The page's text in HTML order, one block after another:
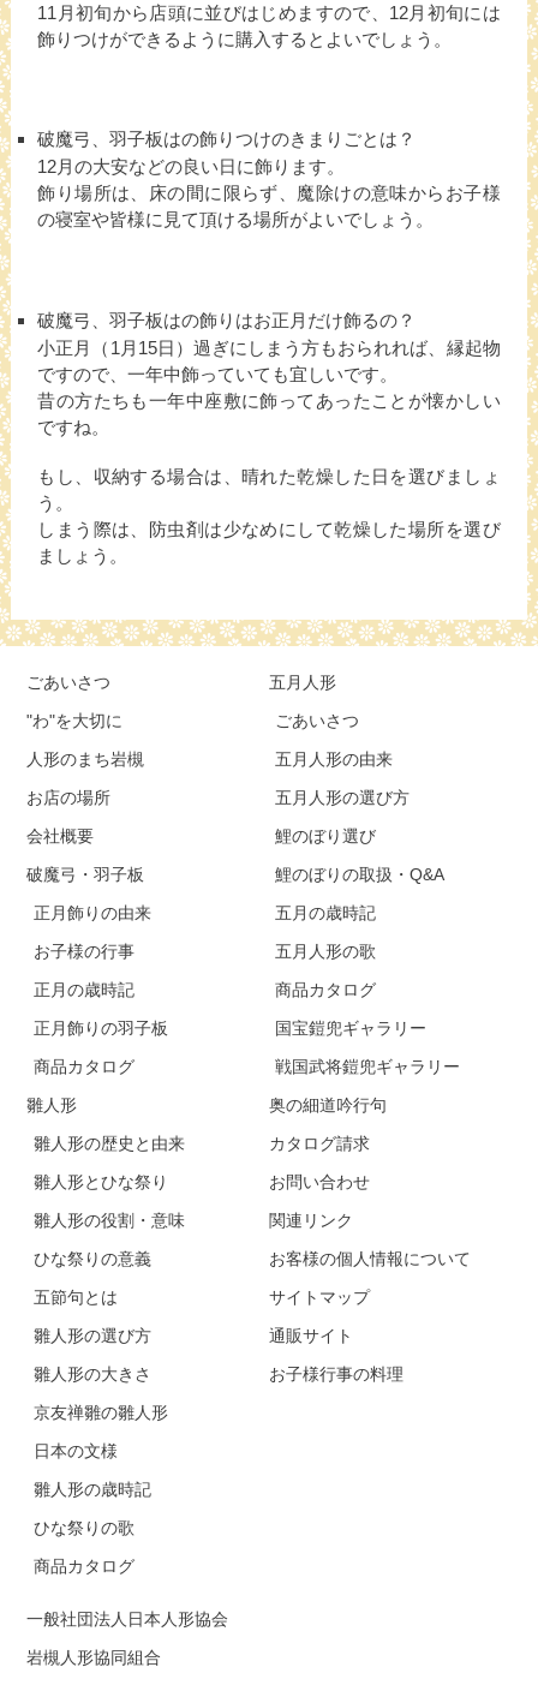
11月初旬から店頭に並びはじめますので、12月初旬には
飾りつけができるように購入するとよいでしょう。
破魔弓、羽子板はの飾りつけのきまりごとは？
12月の大安などの良い日に飾ります。
飾り場所は、床の間に限らず、魔除けの意味からお子様
の寝室や皆様に見て頂ける場所がよいでしょう。
破魔弓、羽子板はの飾りはお正月だけ飾るの？
小正月（1月15日）過ぎにしまう方もおられれば、縁起物
ですので、一年中飾っていても宜しいです。
昔の方たちも一年中座敷に飾ってあったことが懐かしい
ですね。
もし、収納する場合は、晴れた乾燥した日を選びましょ
う。
しまう際は、防虫剤は少なめにして乾燥した場所を選び
ましょう。
ごあいさつ
"わ"を大切に
人形のまち岩槻
お店の場所
会社概要
破魔弓・羽子板
正月飾りの由来
お子様の行事
正月の歳時記
正月飾りの羽子板
商品カタログ
雛人形
雛人形の歴史と由来
雛人形とひな祭り
雛人形の役割・意味
ひな祭りの意義
五節句とは
雛人形の選び方
雛人形の大きさ
京友禅雛の雛人形
日本の文様
雛人形の歳時記
ひな祭りの歌
商品カタログ
五月人形
ごあいさつ
五月人形の由来
五月人形の選び方
鯉のぼり選び
鯉のぼりの取扱・Q&A
五月の歳時記
五月人形の歌
商品カタログ
国宝鎧兜ギャラリー
戦国武将鎧兜ギャラリー
奥の細道吟行句
カタログ請求
お問い合わせ
関連リンク
お客様の個人情報について
サイトマップ
通販サイト
お子様行事の料理
一般社団法人日本人形協会
岩槻人形協同組合